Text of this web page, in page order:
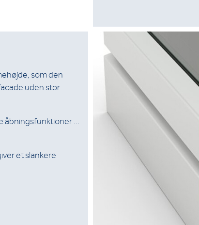
som den
uden stor
åbningsfunktioner …
et slankere